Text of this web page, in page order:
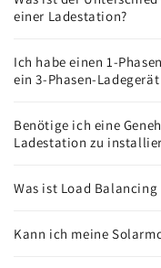
einer Ladestation?
Ich habe einen 1-
ein 3-Phasen-
Benötige ich eine
Ladestation zu
Was ist Load
Kann ich meine